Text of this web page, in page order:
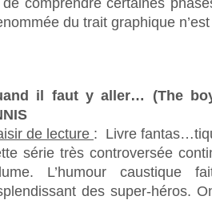
de comprendre certaines
du trait graphique
il faut y aller… (The
de lecture : Livre
série très controversée
L’humour caustique
des super-héros.